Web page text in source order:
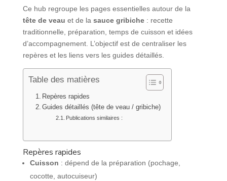
Ce hub regroupe les pages essentielles autour de la
tête de veau et de la sauce gribiche: recette
traditionnelle, préparation, temps de cuisson et idées
d’accompagnement. L’objectif est de centraliser les
repères et les liens vers les guides détaillés.
Table des matières
Repères rapides
Guides détaillés (tête de veau / gribiche)
Publications similaires :
Repères rapides
Cuisson : dépend de la préparation (pochage,
cocotte, autocuiseur)